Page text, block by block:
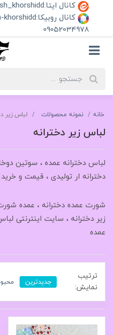
کانال ایتا:pakhsh_khorshidd@
کانال روبیکا:pakhsh-khorshidd@
09052034978
خانه نمونه محصولات لباس زیر
لباس زیر دخترانه
لباس دخترانه عمده ، سوتین
دخترانه ار تولیدی ، قیمت و
شورت عمده دخترانه ، عمده
زیر دخترانه ، سایت اینترنتی
عمده
ترتیب
نمایش:
جدیدترین